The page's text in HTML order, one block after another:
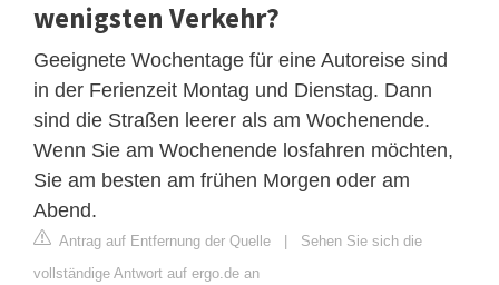
wenigsten Verkehr?
Geeignete Wochentage für eine Autoreise sind
in der Ferienzeit Montag und Dienstag. Dann
sind die Straßen leerer als am Wochenende.
Wenn Sie am Wochenende losfahren möchten,
Sie am besten am frühen Morgen oder am
Abend.
Antrag auf Entfernung der Quelle | Sehen Sie sich die
vollständige Antwort auf ergo.de an